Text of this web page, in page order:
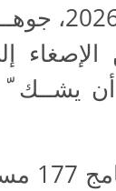
مــن 1
أن